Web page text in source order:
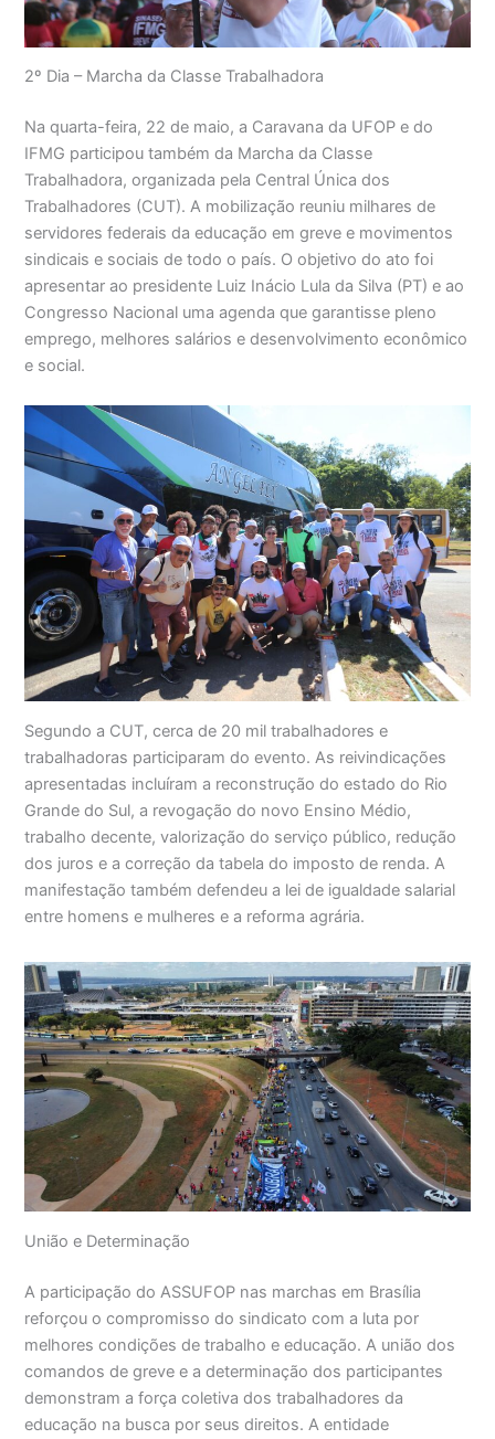
2º Dia – Marcha da Classe Trabalhadora
Na quarta-feira, 22 de maio, a Caravana da UFOP e do
IFMG participou também da Marcha da Classe
Trabalhadora, organizada pela Central Única dos
Trabalhadores (CUT). A mobilização reuniu milhares de
servidores federais da educação em greve e movimentos
sindicais e sociais de todo o país. O objetivo do ato foi
apresentar ao presidente Luiz Inácio Lula da Silva (PT) e ao
Congresso Nacional uma agenda que garantisse pleno
emprego, melhores salários e desenvolvimento econômico
e social.
Segundo a CUT, cerca de 20 mil trabalhadores e
trabalhadoras participaram do evento. As reivindicações
apresentadas incluíram a reconstrução do estado do Rio
Grande do Sul, a revogação do novo Ensino Médio,
trabalho decente, valorização do serviço público, redução
dos juros e a correção da tabela do imposto de renda. A
manifestação também defendeu a lei de igualdade salarial
entre homens e mulheres e a reforma agrária.
União e Determinação
A participação do ASSUFOP nas marchas em Brasília
reforçou o compromisso do sindicato com a luta por
melhores condições de trabalho e educação. A união dos
comandos de greve e a determinação dos participantes
demonstram a força coletiva dos trabalhadores da
educação na busca por seus direitos. A entidade